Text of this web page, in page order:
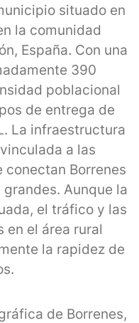
situado en
la comunidad
España. Con una
390
poblacional
de entrega de
La infraestructura
a las
Borrenes
Aunque la
el tráfico y las
el área rural
la rapidez de
de Borrenes,